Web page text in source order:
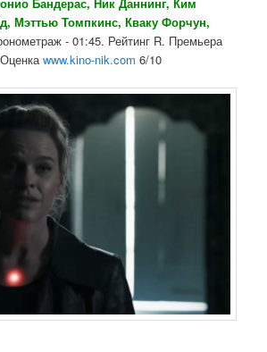
Мэттью Томпкинс, Кваку Форчун,
- 01:45. Рейтинг R. Премьера
www.kino-nik.com 6/10